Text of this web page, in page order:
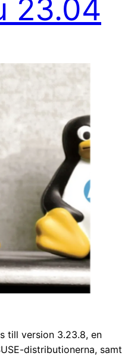
23.04
till version 3.23.8, en
distributionerna, samt